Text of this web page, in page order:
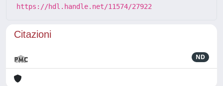
https://hdl.handle.net/11574/27922
Citazioni
ND